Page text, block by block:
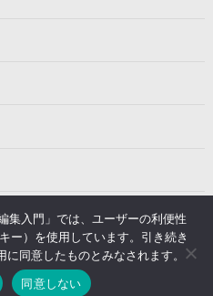
Create
集入門」では、ユーザーの利便性
ー）を使用しています。引き続き
同意したものとみなされます。
同意しない